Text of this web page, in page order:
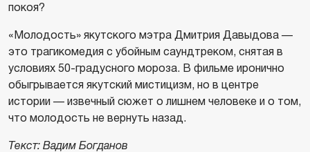
покоя?
«Молодость» якутского мэтра Дмитрия Давыдова —
это трагикомедия с убойным саундтреком, снятая в
условиях 50-градусного мороза. В фильме иронично
обыгрывается якутский мистицизм, но в центре
истории — извечный сюжет о лишнем человеке и о том,
что молодость не вернуть назад.
Текст: Вадим Богданов